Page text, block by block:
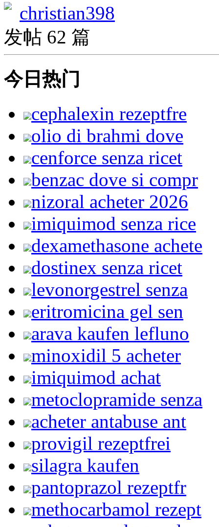
christian398
发帖 62 篇
今日热门
cephalexin rezeptfre
olio di brahmi dove
cenforce senza ricet
benzac dove si compr
nizoral acheter 2026
imiquimod senza rice
dexamethasone achete
dostinex senza ricet
levonorgestrel senza
eritromicina gel sen
arava kaufen lefluno
minoxidil 5 acheter
imiquimod achat
metoclopramide senza
acheter antabuse ant
provigil rezeptfrei
silagra kaufen
pantoprazol rezeptfr
methocarbamol rezept